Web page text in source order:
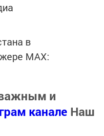
в
MАХ:
и
канале Наш